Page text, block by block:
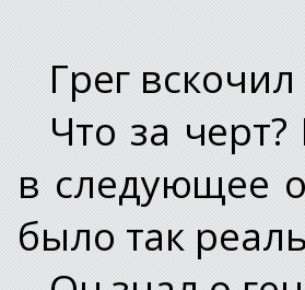
Грег
Что за
в следующее
было так